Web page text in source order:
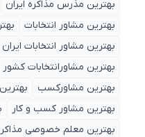
بهترین مذرس مذاکره ایران
بهترین مشاور انتخابات
بهترین
بهترین مشاور انتخابات ایران
بهترین مشاورانتخابات کشور
بهترین مشاورکسب
بهترین
بهترین مشاور کسب و کار
بهترین معلم خصوصی مذاکره و